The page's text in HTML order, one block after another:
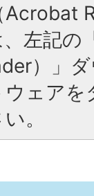
Acrobat
左記の
）」
ェア
。